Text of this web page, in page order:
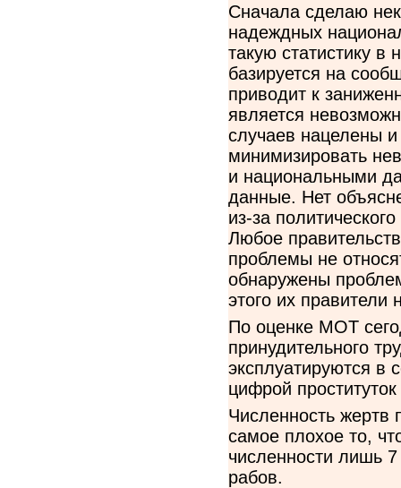
Сначала сделаю
надеждных
такую статистику
базируется на
приводит к
является
случаев нацелены
минимизировать
и национальными
данные. Нет
из-за
Любое
проблемы не
обнаружены
этого их правители
По оценке МОТ
принудительного
эксплуатируются в
цифрой
Численность жертв
самое плохое то,
численности лишь
рабов.